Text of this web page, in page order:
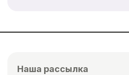
Наша рассылка